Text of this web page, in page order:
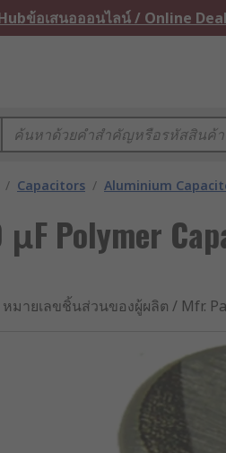
ข้อเสนอออนไลน์ / Online
/ Capacitors / Aluminium
μF Polymer
หมายเลขชิ้นส่วนของผู้ผลิต / Mfr.